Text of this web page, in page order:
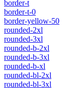
border-t
border-t-0
border-yellow-50
rounded-2xl
rounded-3xl
rounded-b-2xl
rounded-b-3xl
rounded-b-xl
rounded-bl-2xl
rounded-bl-3xl